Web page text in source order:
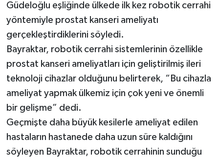
Güdeloğlu eşliğinde ülkede ilk kez robotik cerrahi
yöntemiyle prostat kanseri ameliyatı
gerçekleştirdiklerini söyledi.
Bayraktar, robotik cerrahi sistemlerinin özellikle
prostat kanseri ameliyatları için geliştirilmiş ileri
teknoloji cihazlar olduğunu belirterek, “Bu cihazla
ameliyat yapmak ülkemiz için çok yeni ve önemli
bir gelişme” dedi.
Geçmişte daha büyük kesilerle ameliyat edilen
hastaların hastanede daha uzun süre kaldığını
söyleyen Bayraktar, robotik cerrahinin sunduğu